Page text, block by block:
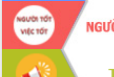
tỉnh thông qua hiện đại hóa hành chính
Xã Ea Phê gắn cải cách hành chính với
chuyển đổi số
Phó Chủ tịch Thường trực UBND tỉnh
Hồ Thị Nguyên Thảo làm việc tại Trung
tâm Phục vụ hành chính công xã Ea